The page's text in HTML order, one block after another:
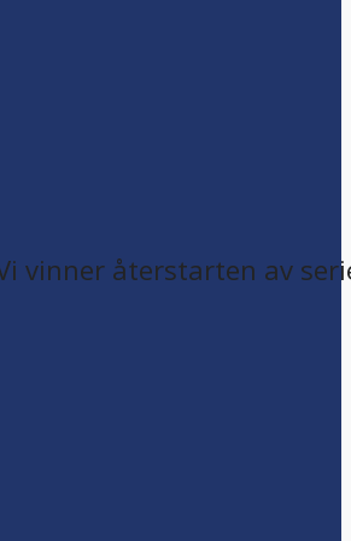
Vi vinner återstarten av